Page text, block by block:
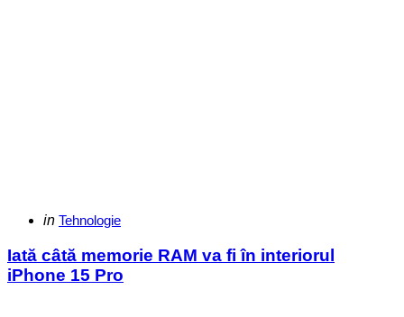
Categories
Posted
in Tehnologie
Iată câtă memorie RAM va fi în interiorul
iPhone 15 Pro